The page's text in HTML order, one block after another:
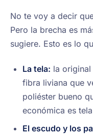
No te voy a decir
Pero la brecha es
sugiere. Esto es lo
La tela: la original
fibra liviana que
poliéster bueno
económica es
El escudo y los